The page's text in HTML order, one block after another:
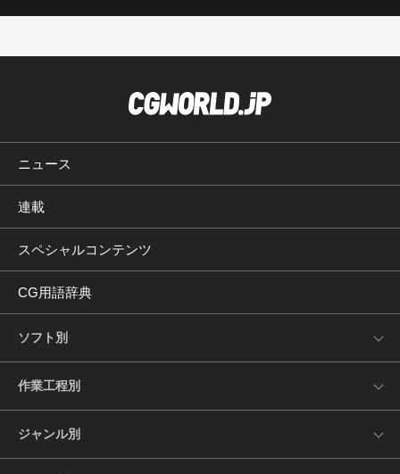
ニュース
連載
スペシャルコンテンツ
CG用語辞典
ソフト別
作業工程別
ジャンル別